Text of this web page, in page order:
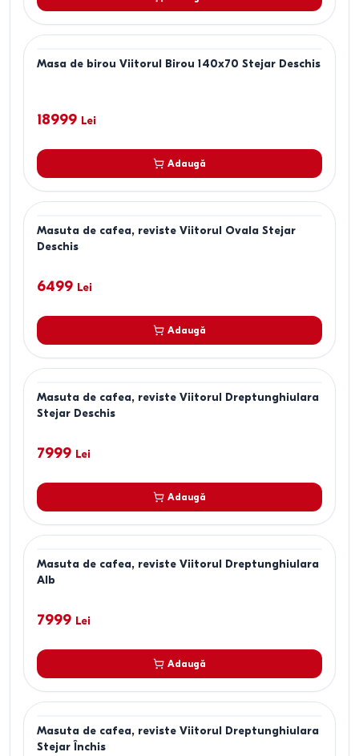
Masa de birou Viitorul Birou 140x70 Stejar Deschis
18999 Lei
Adaugă
Masuta de cafea, reviste Viitorul Ovala Stejar
Deschis
6499 Lei
Adaugă
Masuta de cafea, reviste Viitorul Dreptunghiulara
Stejar Deschis
7999 Lei
Adaugă
Masuta de cafea, reviste Viitorul Dreptunghiulara
Alb
7999 Lei
Adaugă
Masuta de cafea, reviste Viitorul Dreptunghiulara
Stejar Închis